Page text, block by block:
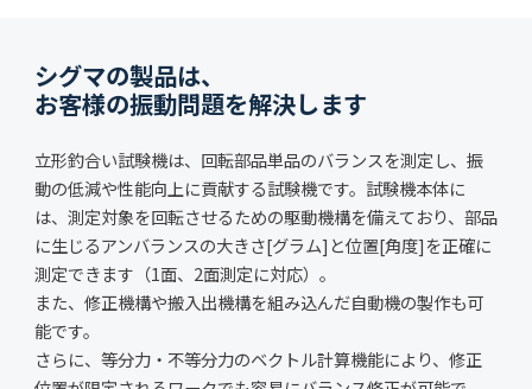
シグマの製品は、
お客様の振動問題を解決します
立形釣合い試験機は、回転部品単品のバランスを測定し、振
動の低減や性能向上に貢献する試験機です。試験機本体に
は、測定対象を回転させるための駆動機構を備えており、部品
に生じるアンバランスの大きさ[グラム]と位置[角度]を正確に
測定できます（1面、2面測定に対応）。
また、修正機構や搬入出機構を組み込んだ自動機の製作も可
能です。
さらに、等分力・不等分力のベクトル計算機能により、修正